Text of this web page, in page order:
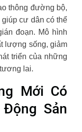
thông đường bộ,
cư dân có thể
đoạn. Mô hình
lượng sống, giảm
triển của những
lai.
Mới Có
Sản